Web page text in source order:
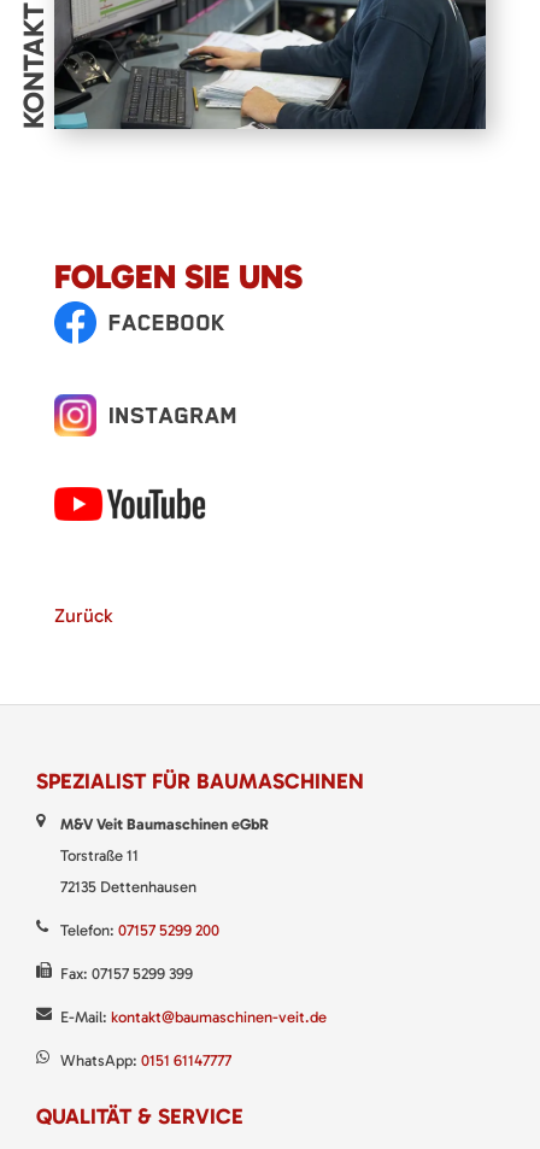
KONTAKT
FOLGEN SIE UNS
Zurück
SPEZIALIST FÜR BAUMASCHINEN
M&V Veit Baumaschinen eGbR
Torstraße 11
72135 Dettenhausen
Telefon: 07157 5299 200
Fax: 07157 5299 399
E-Mail: kontakt@baumaschinen-veit.de
WhatsApp: 0151 61147777
QUALITÄT & SERVICE